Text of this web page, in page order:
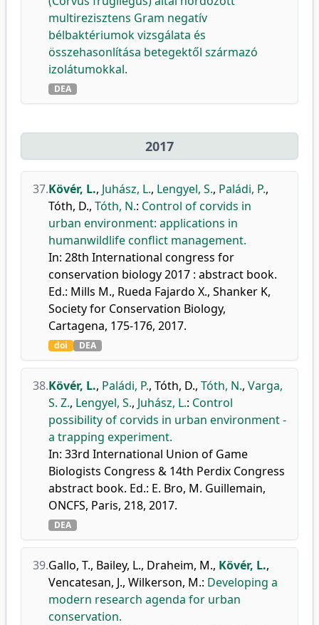
multirezisztens Gram negatív
bélbaktériumok vizsgálata és
összehasonlítása betegektől származó
izolátumokkal.
DEA
2017
37.Kövér, L., Juhász, L., Lengyel, S., Paládi, P.,
Tóth, D., Tóth, N.: Control of corvids in
urban environment: applications in
humanwildlife conflict management.
In: 28th International congress for
conservation biology 2017 : abstract book.
Ed.: Mills M., Rueda Fajardo X., Shanker K,
Society for Conservation Biology,
Cartagena, 175-176, 2017.
doi DEA
38.Kövér, L., Paládi, P., Tóth, D., Tóth, N., Varga,
S. Z., Lengyel, S., Juhász, L.: Control
possibility of corvids in urban environment -
a trapping experiment.
In: 33rd International Union of Game
Biologists Congress & 14th Perdix Congress
abstract book. Ed.: E. Bro, M. Guillemain,
ONCFS, Paris, 218, 2017.
DEA
39.Gallo, T., Bailey, L., Draheim, M., Kövér, L.,
Vencatesan, J., Wilkerson, M.: Developing a
modern research agenda for urban
conservation.